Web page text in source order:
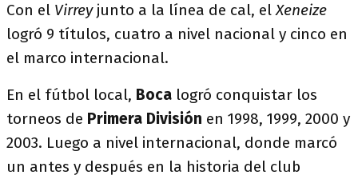
Con el Virreyjunto a la línea de cal, elXeneize
logró 9 títulos, cuatro a nivel nacional y cinco en
el marco internacional.
En el fútbol local, Boca logró conquistar los
torneos de Primera División en 1998, 1999, 2000 y
2003. Luego a nivel internacional, donde marcó
un antes y después en la historia del club